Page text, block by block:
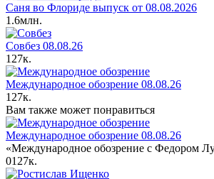
Саня во Флориде выпуск от 08.08.2026
1.6млн.
Совбез 08.08.26
127к.
Международное обозрение 08.08.26
127к.
Вам также может понравиться
Международное обозрение 08.08.26
«Международное обозрение с Федором
0127к.